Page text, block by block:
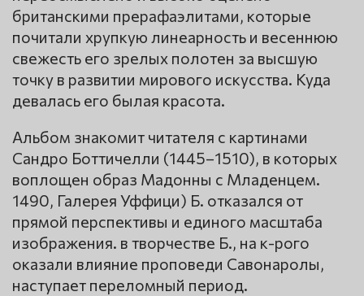
британскими прерафаэлитами, которые
почитали хрупкую линеарность и весеннюю
свежесть его зрелых полотен за высшую
точку в развитии мирового искусства. Куда
девалась его былая красота.
Альбом знакомит читателя с картинами
Сандро Боттичелли (1445–1510), в которых
воплощен образ Мадонны с Младенцем.
1490, Галерея Уффици) Б. отказался от
прямой перспективы и единого масштаба
изображения. в творчестве Б., на к-рого
оказали влияние проповеди Савонаролы,
наступает переломный период.